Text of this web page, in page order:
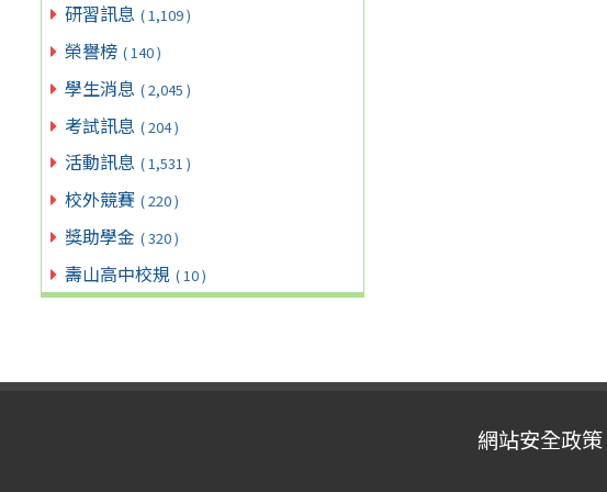
研習訊息 ( 1,109 )
榮譽榜 ( 140 )
學生消息 ( 2,045 )
考試訊息 ( 204 )
活動訊息 ( 1,531 )
校外競賽 ( 220 )
獎助學金 ( 320 )
壽山高中校規 ( 10 )
網站安全政策